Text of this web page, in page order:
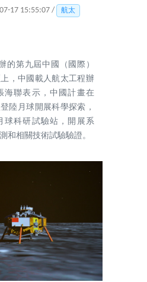
17 15:55:07 /
航太
的第九屆中國（國際）
，中國載人航太工程辦
海聯表示，中國計畫在
陸月球開展科學探索，
球科研試驗站，開展系
和相關技術試驗驗證。